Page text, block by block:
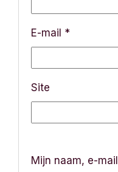
E-mail *
Site
Mijn naam, e-